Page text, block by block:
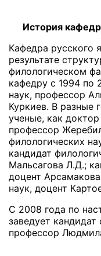
История
Кафедра русского
результате
филологическом
кафедру с 1994 по
наук, профессор
Куркиев. В разные
ученые, как доктор
профессор
филологических
кандидат
Мальсагова Л.Д.;
доцент
наук, доцент
С 2008 года по
заведует кандидат
профессор